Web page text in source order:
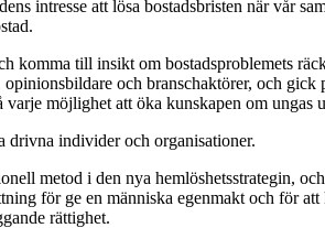
intresse att lösa bostadsbristen när vår
komma till insikt om bostadsproblemets
och branschaktörer, och
möjlighet att öka kunskapen om
drivna individer och organisationer.
metod i den nya hemlöshetsstrategin,
för ge en människa egenmakt och för
rättighet.